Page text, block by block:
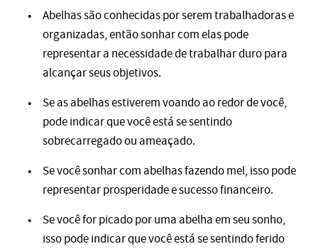
Abelhas são conhecidas por serem trabalhadoras e
organizadas, então sonhar com elas pode
representar a necessidade de trabalhar duro para
alcançar seus objetivos.
Se as abelhas estiverem voando ao redor de você,
pode indicar que você está se sentindo
sobrecarregado ou ameaçado.
Se você sonhar com abelhas fazendo mel, isso pode
representar prosperidade e sucesso financeiro.
Se você for picado por uma abelha em seu sonho,
isso pode indicar que você está se sentindo ferido